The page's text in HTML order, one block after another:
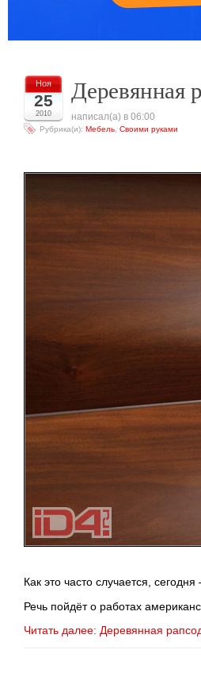
Ноя
25
2010
Деревянная
написал(а) в 06:00
Рубрика(и): Мебель Своими руками
Как это часто случается,
Речь пойдёт о работах
Читать далее: Деревянная